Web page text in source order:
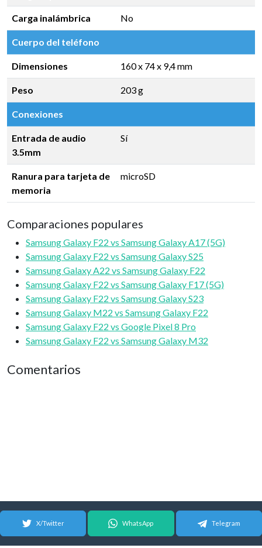
Carga inalámbrica No
Cuerpo del teléfono
Dimensiones 160 x 74 x 9,4 mm
Peso 203 g
Conexiones
Entrada de audio
3.5mm
Sí
Ranura para tarjeta de
memoria
microSD
Comparaciones populares
Samsung Galaxy F22 vs Samsung Galaxy A17 (5G)
Samsung Galaxy F22 vs Samsung Galaxy S25
Samsung Galaxy A22 vs Samsung Galaxy F22
Samsung Galaxy F22 vs Samsung Galaxy F17 (5G)
Samsung Galaxy F22 vs Samsung Galaxy S23
Samsung Galaxy M22 vs Samsung Galaxy F22
Samsung Galaxy F22 vs Google Pixel 8 Pro
Samsung Galaxy F22 vs Samsung Galaxy M32
Comentarios
X/Twitter WhatsApp Telegram